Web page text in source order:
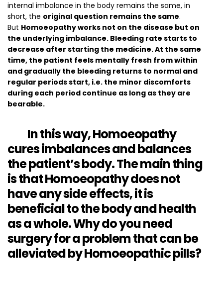
internal imbalance in the body remains the same, in
short, the original question remains the same.
But Homoeopathy works not on the disease but on
the underlying imbalance. Bleeding rate starts to
decrease after starting the medicine. At the same
time, the patient feels mentally fresh from within
and gradually the bleeding returns to normal and
regular periods start, i.e. the minor discomforts
during each period continue as long as they are
bearable.
In this way,Homoeopathy
cures imbalances and balances
the patient’s body. The main thing
is that Homoeopathy doesnot
have any side effects, it is
beneficial to the body and health
as a whole. Why do you need
surgery for a problem that can be
alleviated by Homoeopathic pills?